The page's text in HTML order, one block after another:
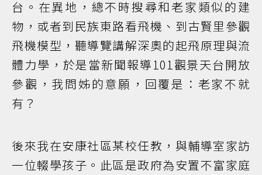
台。在異地，總不時搜尋和老家類似的建
物，或者到民族東路看飛機、到古賢里參觀
飛機模型，聽導覽講解深奧的起飛原理與流
體力學，於是當新聞報導101觀景天台開放
參觀，我問姊的意願，回覆是：老家不就
有？
後來我在安康社區某校任教，與輔導室家訪
一位輟學孩子。此區是政府為安置不富家庭